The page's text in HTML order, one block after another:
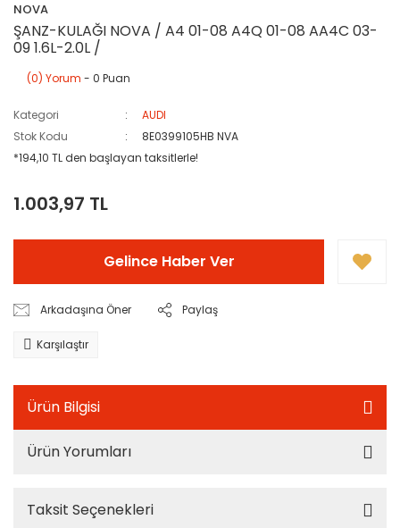
NOVA
ŞANZ-KULAĞI NOVA / A4 01-08 A4Q 01-08 AA4C 03-
09 1.6L-2.0L /
(0) Yorum - 0 Puan
Kategori
AUDI
Stok Kodu
8E0399105HB NVA
*194,10 TL den başlayan taksitlerle!
1.003,97 TL
Gelince Haber Ver
Arkadaşına Öner Paylaş
Karşılaştır
Ürün Bilgisi
Ürün Yorumları
Taksit Seçenekleri